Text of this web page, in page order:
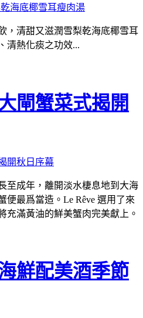
， 清甜又滋潤雪梨乾海底椰雪耳
清熱化痰之功效...
閘蟹菜式揭開
至成年，離開淡水棲息地到大海
便最爲當造。Le Rêve 選用了來
充滿黃油的鮮美蟹肉完美獻上。
鮮配美酒季節